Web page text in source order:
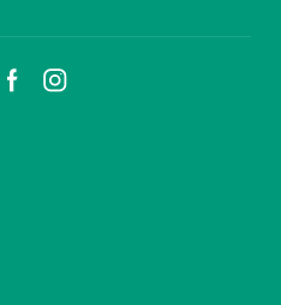
FacebookInstagram